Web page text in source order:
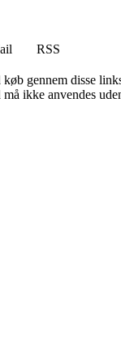
RSS
gennem disse
ikke anvendes